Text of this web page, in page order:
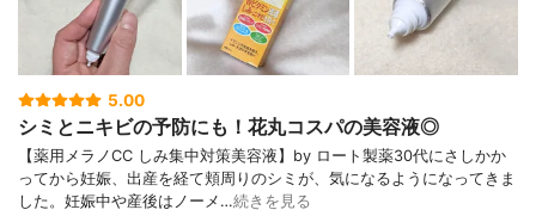
5.00
シミとニキビの予防にも！花丸コスパの美容液◎
【薬用メラノCC しみ集中対策美容液】by ロート製薬30代にさしかか
ってから妊娠、出産を経て頬周りのシミが、気になるようになってきま
した。妊娠中や産後はノーメ…続きを見る